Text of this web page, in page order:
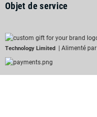
Objet de service
Technology Limited
| Alimenté par